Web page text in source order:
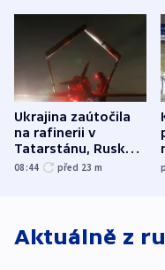
Ukrajina zaútočila
na rafinerii v
Tatarstánu, Rusko
udeřilo na Sumy a
08:44 před 23 m
Aktuálně z